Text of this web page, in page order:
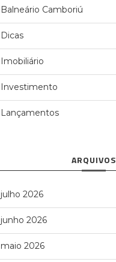
Balneário Camboriú
Dicas
Imobiliário
Investimento
Lançamentos
ARQUIVOS
julho 2026
junho 2026
maio 2026